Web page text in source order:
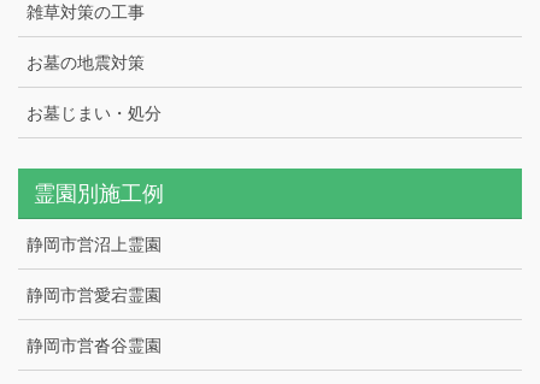
雑草対策の工事
お墓の地震対策
お墓じまい・処分
霊園別施工例
静岡市営沼上霊園
静岡市営愛宕霊園
静岡市営沓谷霊園